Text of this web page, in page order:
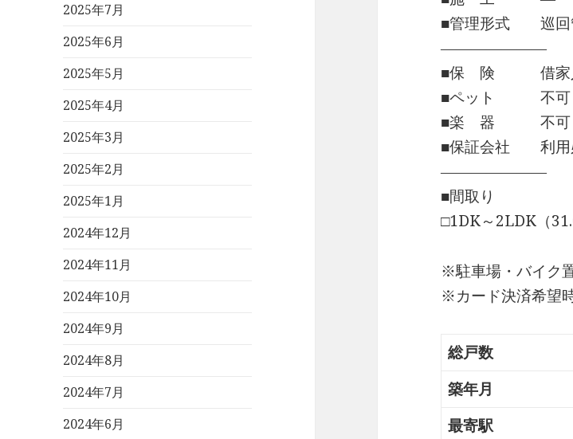
2025年7月
2025年6月
2025年5月
2025年4月
2025年3月
2025年2月
2025年1月
2024年12月
2024年11月
2024年10月
2024年9月
2024年8月
2024年7月
2024年6月
■管理形式 巡回
―――――――
■保 険 借家人
■ペット 不可
■楽 器 不可
■保証会社 利用
―――――――
■間取り
□1DK～2LDK（
※駐車場・バイク
※カード決済希望
総戸数
築年月
最寄駅